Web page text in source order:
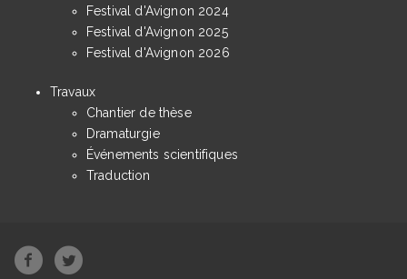
Festival d'Avignon 2024
Festival d'Avignon 2025
Festival d'Avignon 2026
Travaux
Chantier de thèse
Dramaturgie
Événements scientifiques
Traduction